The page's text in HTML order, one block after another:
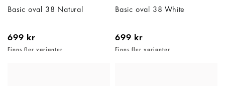
Basic oval 38 Natural
699 kr
Finns fler varianter
Basic oval 38 White
699 kr
Finns fler varianter